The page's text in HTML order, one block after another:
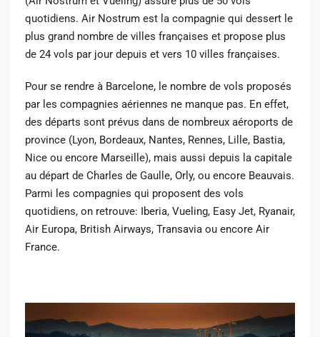
quotidiens. Air Nostrum est la compagnie qui dessert le
plus grand nombre de villes françaises et propose plus
de 24 vols par jour depuis et vers 10 villes françaises.
Pour se rendre à Barcelone, le nombre de vols proposés
par les compagnies aériennes ne manque pas. En effet,
des départs sont prévus dans de nombreux aéroports de
province (Lyon, Bordeaux, Nantes, Rennes, Lille, Bastia,
Nice ou encore Marseille), mais aussi depuis la capitale
au départ de Charles de Gaulle, Orly, ou encore Beauvais.
Parmi les compagnies qui proposent des vols
quotidiens, on retrouve: Iberia, Vueling, Easy Jet, Ryanair,
Air Europa, British Airways, Transavia ou encore Air
France.